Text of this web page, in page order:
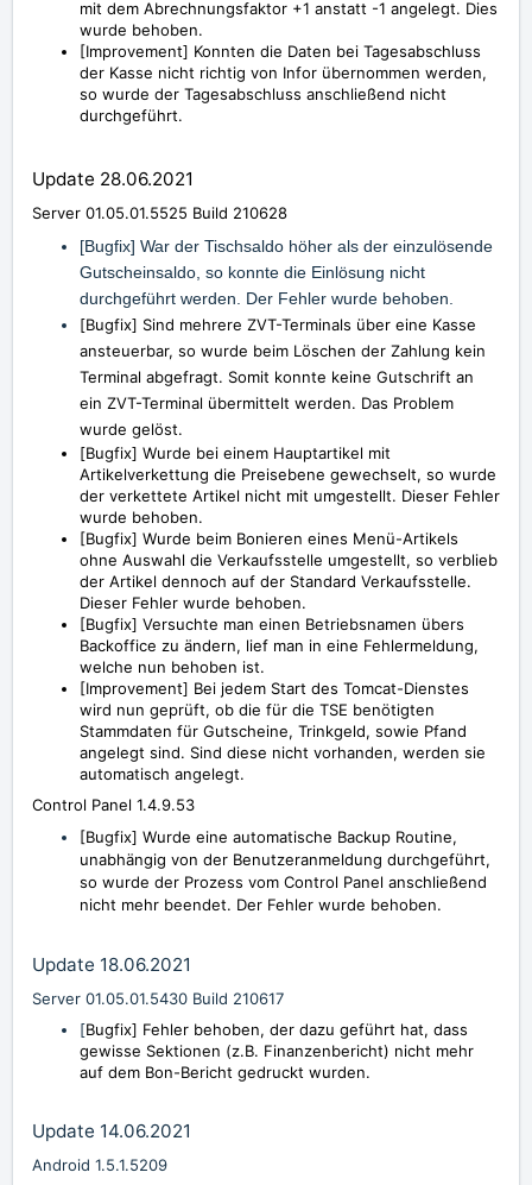
mit dem Abrechnungsfaktor +1 anstatt -1 angelegt. Dies
wurde behoben.
[Improvement] Konnten die Daten bei Tagesabschluss
der Kasse nicht richtig von Infor übernommen werden,
so wurde der Tagesabschluss anschließend nicht
durchgeführt.
Update 28.06.2021
Server 01.05.01.5525 Build 210628
[Bugfix] War der Tischsaldo höher als der einzulösende
Gutscheinsaldo, so konnte die Einlösung nicht
durchgeführt werden. Der Fehler wurde behoben.
[Bugfix] Sind mehrere ZVT-Terminals über eine Kasse
ansteuerbar, so wurde beim Löschen der Zahlung kein
Terminal abgefragt. Somit konnte keine Gutschrift an
ein ZVT-Terminal übermittelt werden. Das Problem
wurde gelöst.
[Bugfix] Wurde bei einem Hauptartikel mit
Artikelverkettung die Preisebene gewechselt, so wurde
der verkettete Artikel nicht mit umgestellt. Dieser Fehler
wurde behoben.
[Bugfix] Wurde beim Bonieren eines Menü-Artikels
ohne Auswahl die Verkaufsstelle umgestellt, so verblieb
der Artikel dennoch auf der Standard Verkaufsstelle.
Dieser Fehler wurde behoben.
[Bugfix] Versuchte man einen Betriebsnamen übers
Backoffice zu ändern, lief man in eine Fehlermeldung,
welche nun behoben ist.
[Improvement] Bei jedem Start des Tomcat-Dienstes
wird nun geprüft, ob die für die TSE benötigten
Stammdaten für Gutscheine, Trinkgeld, sowie Pfand
angelegt sind. Sind diese nicht vorhanden, werden sie
automatisch angelegt.
Control Panel 1.4.9.53
[Bugfix] Wurde eine automatische Backup Routine,
unabhängig von der Benutzeranmeldung durchgeführt,
so wurde der Prozess vom Control Panel anschließend
nicht mehr beendet. Der Fehler wurde behoben.
Update 18.06.2021
Server 01.05.01.5430 Build 210617
[Bugfix] Fehler behoben, der dazu geführt hat, dass
gewisse Sektionen (z.B. Finanzenbericht) nicht mehr
auf dem Bon-Bericht gedruckt wurden.
Update 14.06.2021
Android 1.5.1.5209